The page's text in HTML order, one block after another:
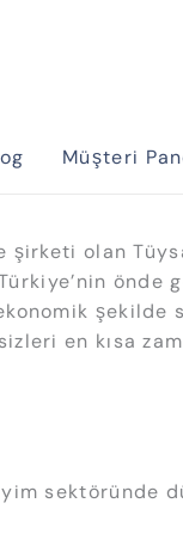
Müşteri
olan
önde
şekilde
en kısa
sektöründe